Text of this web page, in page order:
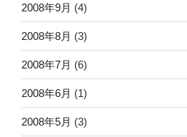
2008年9月 (4)
2008年8月 (3)
2008年7月 (6)
2008年6月 (1)
2008年5月 (3)